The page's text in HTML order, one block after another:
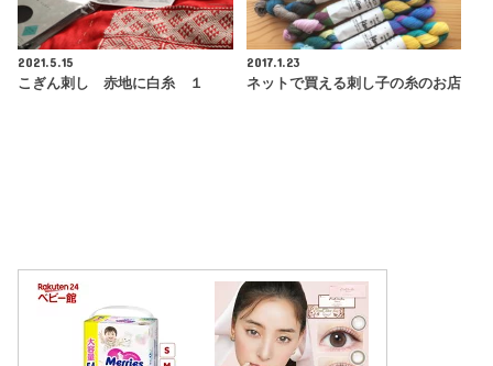
2021.5.15
こぎん刺し 赤地に白糸 １
2017.1.23
ネットで買える刺し子の糸のお店